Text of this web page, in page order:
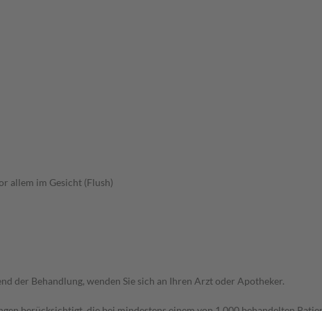
allem im Gesicht (Flush)
der Behandlung, wenden Sie sich an Ihren Arzt oder Apotheker.